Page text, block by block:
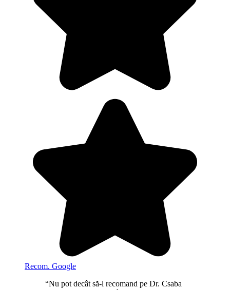
Recom. Google
“Nu pot decât să-l recomand pe Dr. Csaba